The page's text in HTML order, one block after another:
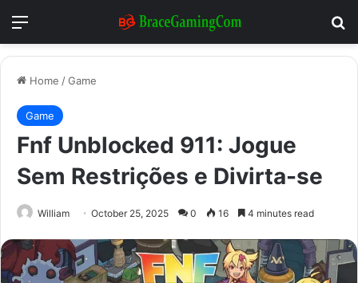
Menu
Home /Game
Game
Fnf Unblocked 911: Jogue
Sem Restrições e Divirta-se
William October 25, 2025 0 16 4 minutes read